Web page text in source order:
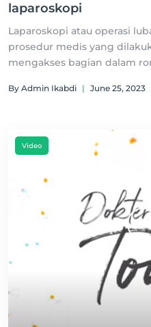
laparoskopi
Laparoskopi atau operasi
prosedur medis yang
mengakses bagian dalam
By Admin Ikabdi | June 25, 2023
Video